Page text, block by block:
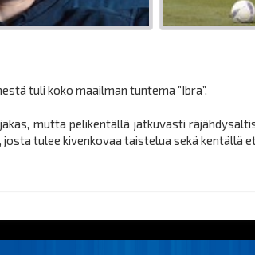
tuli koko maailman tuntema ”Ibra”.
mutta pelikentällä jatkuvasti
tulee kivenkovaa taistelua sekä kentällä